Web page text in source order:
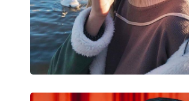
Hmotnosť:
Nastaviteľné sedielka:
Flexi pánt:
Príslušenstvo